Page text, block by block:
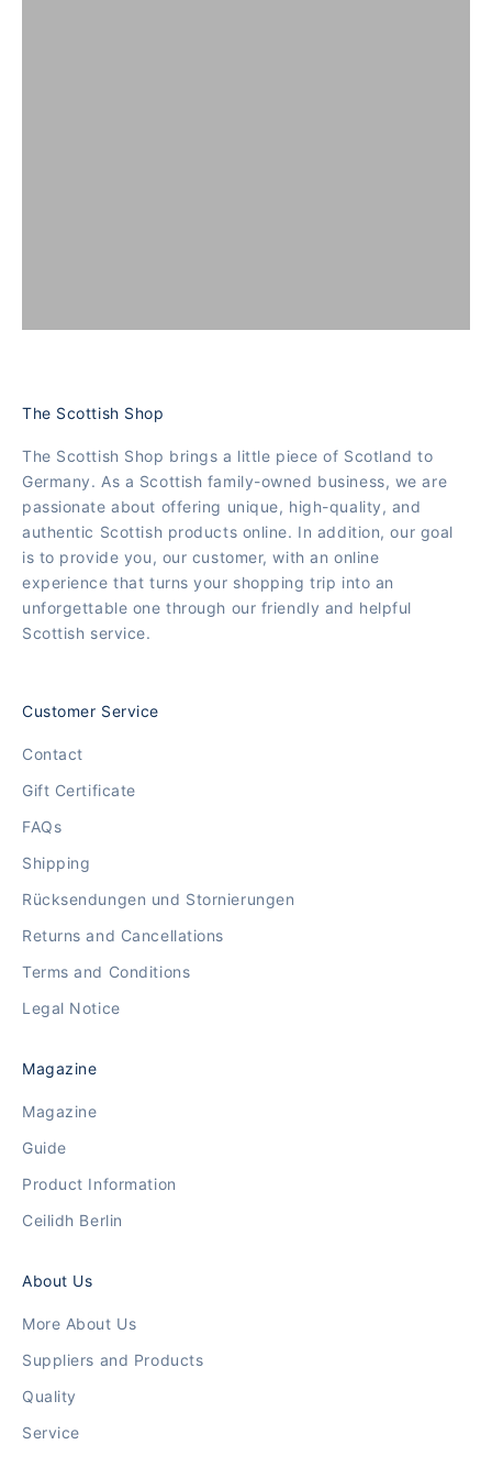
The Scottish Shop
The Scottish Shop brings a little piece of Scotland to
Germany. As a Scottish family-owned business, we are
passionate about offering unique, high-quality, and
authentic Scottish products online. In addition, our goal
is to provide you, our customer, with an online
experience that turns your shopping trip into an
unforgettable one through our friendly and helpful
Scottish service.
Customer Service
Contact
Gift Certificate
FAQs
Shipping
Rücksendungen und Stornierungen
Returns and Cancellations
Terms and Conditions
Legal Notice
Magazine
Magazine
Guide
Product Information
Ceilidh Berlin
About Us
More About Us
Suppliers and Products
Quality
Service